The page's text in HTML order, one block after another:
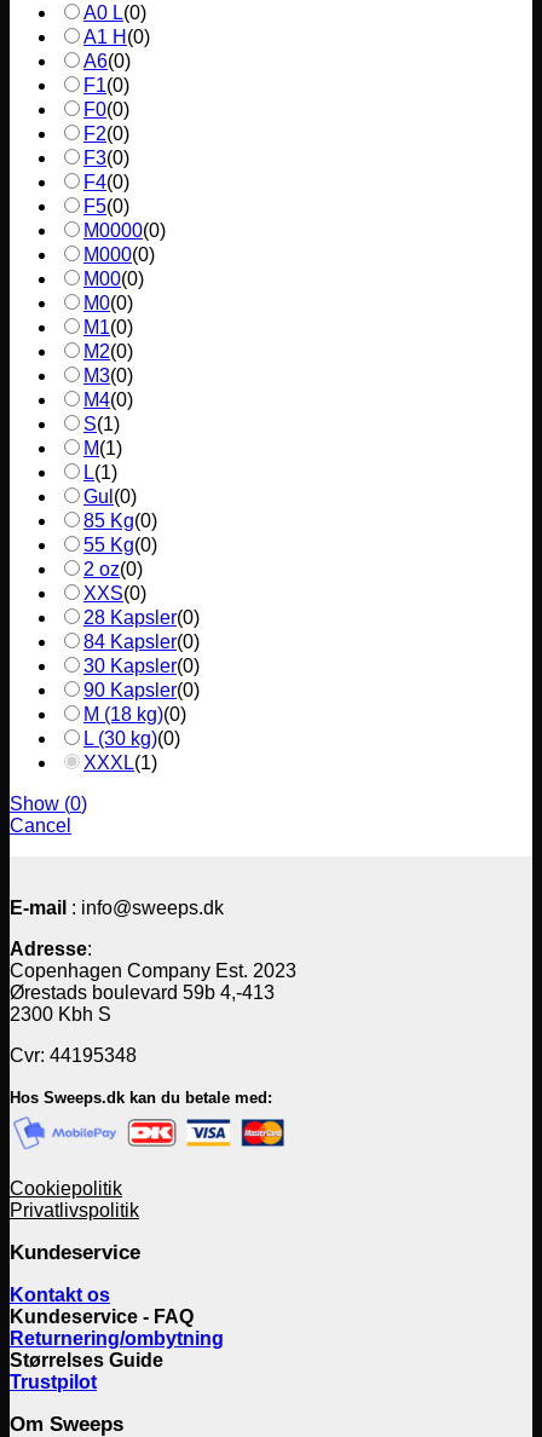
A0 L(0)
A1 H (0)
A6(0)
F1(0)
F0(0)
F2(0)
F3(0)
F4(0)
F5(0)
M0000(0)
M000(0)
M00(0)
M0(0)
M1(0)
M2(0)
M3(0)
M4(0)
S(1)
M(1)
L(1)
Gul (0)
85 Kg(0)
55 Kg(0)
2 oz(0)
XXS(0)
28 Kapsler(0)
84 Kapsler(0)
30 Kapsler(0)
90 Kapsler(0)
M (18 kg)(0)
L (30 kg)(0)
XXXL(1)
Show (0)
Cancel
E-mail : info@sweeps.dk
Adresse:
Copenhagen Company Est. 2023
Ørestads boulevard 59b 4,-413
2300 Kbh S
Cvr: 44195348
Hos Sweeps.dk kan du betale med:
Cookiepolitik
Privatlivspolitik
Kundeservice
Kontakt os
Kundeservice - FAQ
Returnering/ombytning
Størrelses Guide
Trustpilot
Om Sweeps